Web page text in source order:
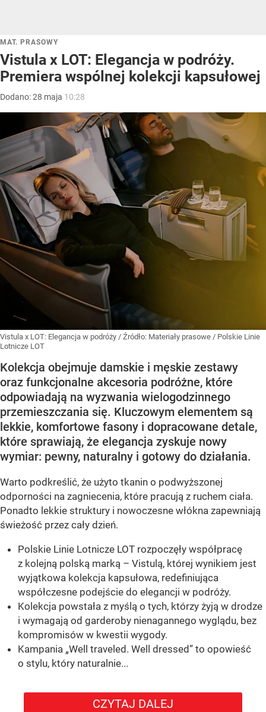
MAT. PRASOWY
Vistula x LOT: Elegancja w podróży.
Premiera wspólnej kolekcji kapsułowej
Dodano:28 maja 10:28
Vistula x LOT: Elegancja w podróży / Źródło: Materiały prasowe / Polskie Linie
Lotnicze LOT
Kolekcja obejmuje damskie i męskie zestawy
oraz funkcjonalne akcesoria podróżne, które
odpowiadają na wyzwania wielogodzinnego
przemieszczania się. Kluczowym elementem są
lekkie, komfortowe fasony i dopracowane detale,
które sprawiają, że elegancja zyskuje nowy
wymiar: pewny, naturalny i gotowy do działania.
Warto podkreślić, że użyto tkanin o podwyższonej
odporności na zagniecenia, które pracują z ruchem ciała.
Ponadto lekkie struktury i nowoczesne włókna zapewniają
świeżość przez cały dzień.
Polskie Linie Lotnicze LOT rozpoczęły współpracę
z kolejną polską marką – Vistulą, której wynikiem jest
wyjątkowa kolekcja kapsułowa, redefiniująca
współczesne podejście do elegancji w podróży.
Kolekcja powstała z myślą o tych, którzy żyją w drodze
i wymagają od garderoby nienagannego wyglądu, bez
kompromisów w kwestii wygody.
Kampania „Well traveled. Well dressed” to opowieść
o stylu, który naturalnie...
CZYTAJ DALEJ